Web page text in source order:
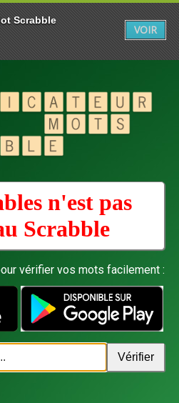
n'est pas
Scrabble
vérifier vos mots facilement :
Scrabble
VOIR